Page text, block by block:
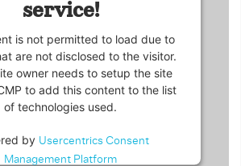
service!
is not permitted to load due to
are not disclosed to the visitor.
owner needs to setup the site
to add this content to the list
of technologies used.
by Usercentrics Consent
Management Platform